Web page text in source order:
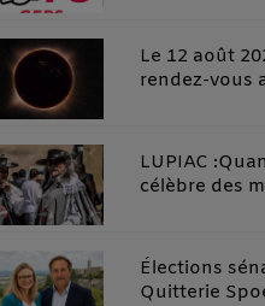
soutien à
un esprit de
Le 12 août
rendez-vous
LUPIAC :Quand l'épée du plus
célèbre des
d'incroyables
Élections
Quitterie